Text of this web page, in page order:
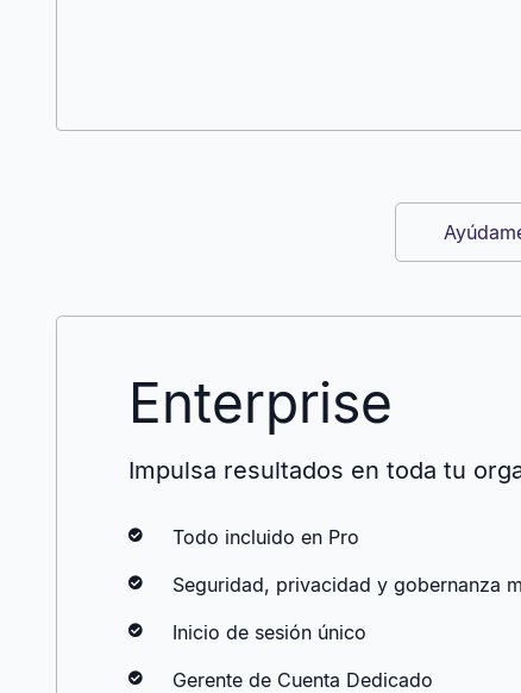
Enterprise
Impulsa resultados en toda tu
Todo incluido en Pro
Seguridad, privacidad y gobernanza
Inicio de sesión único
Gerente de Cuenta Dedicado